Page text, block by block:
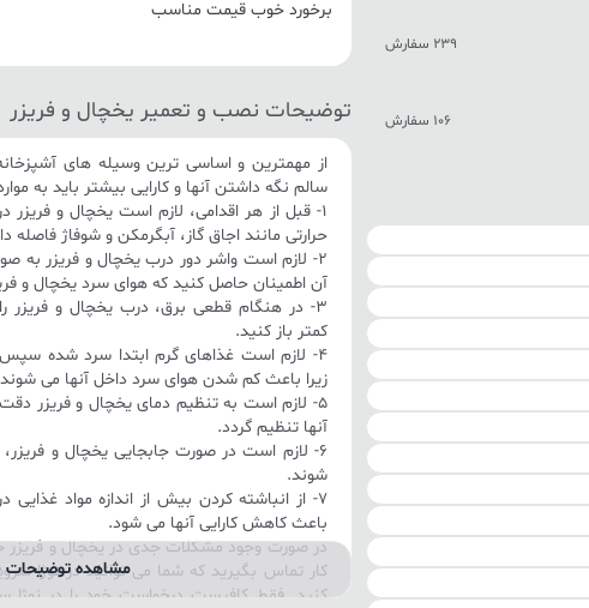
239 سفارش
106 سفارش
برخورد خوب قیمت مناسب
توضیحات نصب و تعمیر یخچال و فریزر
از مهمترین و اساسی ترین وسیله های
سالم نگه داشتن آنها و کارایی بیشتر باید به
1- قبل از هر اقدامی، لازم است یخچال و فریزر
حرارتی مانند اجاق گاز، آبگرمکن و شوفاژ فاصله
2- لازم است واشر دور درب یخچال و فریزر به
آن اطمینان حاصل کنید که هوای سرد یخچال و
3- در هنگام قطعی برق، درب یخچال و
کمتر باز کنید.
4- لازم است غذاهای گرم ابتدا سرد شده سپس
زیرا باعث کم شدن هوای سرد داخل آنها می
5- لازم است به تنظیم دمای یخچال و فریزر
آنها تنظیم گردد.
6- لازم است در صورت جابجایی یخچال و
شوند.
7- از انباشته کردن بیش از اندازه مواد غذایی
باعث کاهش کارایی آنها می شود.
در صورت وجود مشکلات جدی در یخچال و فریزر
کار تماس بگیرید که شما می توانید در نوژا
کنید. فقط کافیست درخواست خود را در نوژا
مشاهده توضیحات